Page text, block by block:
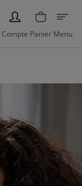
PERSON
Compte Panier Menu